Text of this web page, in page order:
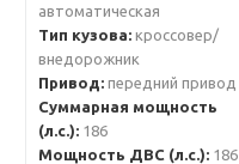
автоматическая
Тип кузова:кроссовер/
внедорожник
Привод:передний привод
Суммарная мощность
(л.с.):186
Мощность ДВС (л.с.):186